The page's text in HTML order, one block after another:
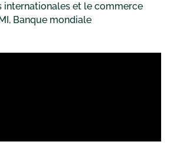
internationales et le commerce
Banque mondiale